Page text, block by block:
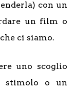
con un
un film o
ci siamo.
uno scoglio
stimolo o un